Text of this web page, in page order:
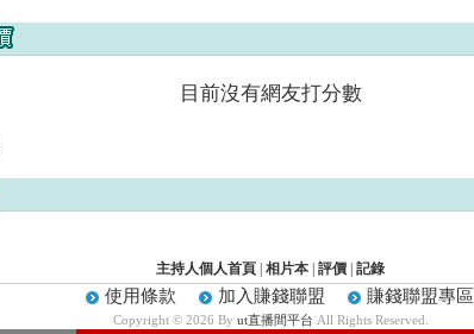
目前沒有網友打分數
主持人個人首頁 相片本 評價 記錄
使用條款 加入賺錢聯盟 賺錢聯盟專區
Copyright © 2026 By ut直播間平台 All Rights Reserved.